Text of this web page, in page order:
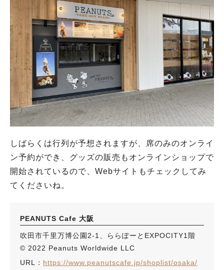
しばらくは行列が予想されますが、席のみのオンライ
ン予約ができ、グッズの販売もオンラインショップで
開始されているので、Webサイトもチェックしてみ
てくださいね。
PEANUTS Cafe 大阪
吹田市千里万博公園2-1、ららぽーとEXPOCITY1階
© 2022 Peanuts Worldwide LLC
URL： https://www.peanutscafe.jp/shoplist/osaka/